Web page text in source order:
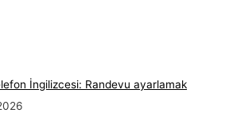
İngilizcesi: Randevu ayarlamak